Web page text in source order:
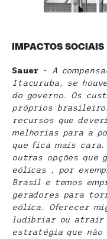
IMPACTOS SOCIAIS
Sauer – A
Itacuruba, se
do governo. Os
próprios
recursos que
melhorias para a
que fica mais cara.
outras opções que
eólicas , por
Brasil e temos
geradores para
eólica. Oferecer
ludibriar ou atrair
estratégia que não